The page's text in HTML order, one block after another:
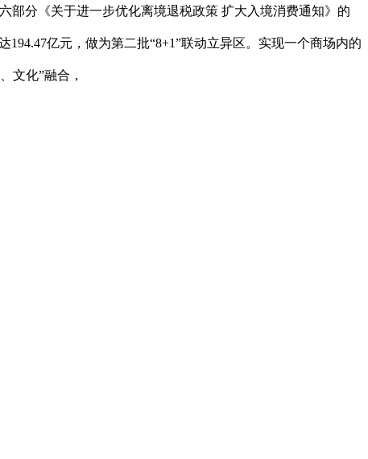
部分《关于进一步优化离境退税政策 扩大入境消费通知》的
亿元，做为第二批“8+1”联动立异区。实现一个商场内的
文化”融合，